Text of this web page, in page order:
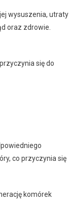
wysuszenia, utraty
oraz zdrowie.
się do
co przyczynia się
komórek